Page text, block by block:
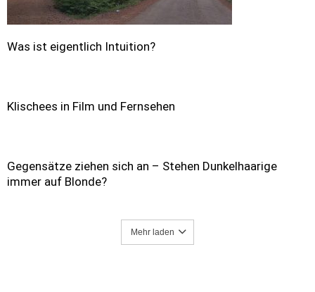
Was ist eigentlich Intuition?
Klischees in Film und Fernsehen
Gegensätze ziehen sich an – Stehen Dunkelhaarige
immer auf Blonde?
Mehr laden